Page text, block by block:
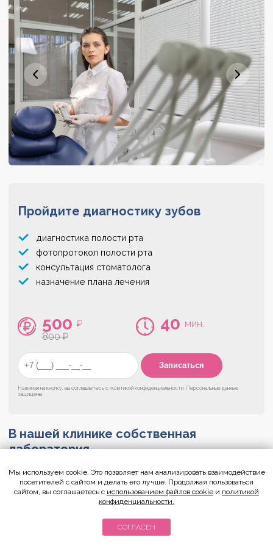
Пройдите диагностику зубов
диагностика полости рта
фотопротокол полости рта
консультация стоматолога
назначение плана лечения
500 ₽
800 ₽
40 мин.
Нажимая на кнопку, вы соглашаетесь с политикой конфиденциальности. Персональные данные
защищены
В нашей клинике собственная
лаборатория
У нас работают собственные зубные техники с большим
опытом. В лаборатории установлено самое современное
оборудование и созданы все условия для изготовления
сжатые сроки. Помимо этого, своя лаборатория позволяет
Мы используем cookie. Это позволяет нам анализировать взаимодействие
посетителей с сайтом и делать его лучше. Продолжая пользоваться
сайтом, вы соглашаетесь с использованием файлов cookie и политикой
конфиденциальности.
СОГЛАСЕН